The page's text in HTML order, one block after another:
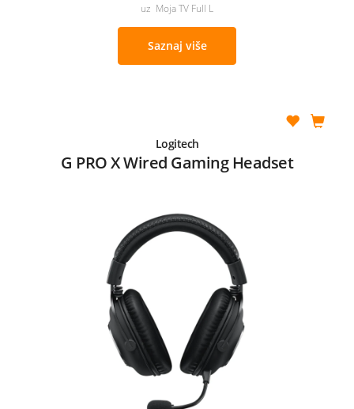
uz Moja TV Full L
Saznaj više
Logitech
G PRO X Wired Gaming Headset